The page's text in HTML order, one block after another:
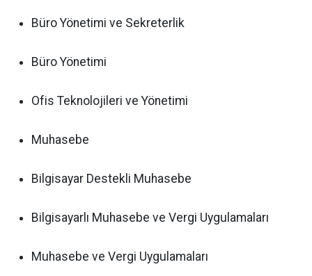
Büro Yönetimi ve Sekreterlik
Büro Yönetimi
Ofis Teknolojileri ve Yönetimi
Muhasebe
Bilgisayar Destekli Muhasebe
Bilgisayarlı Muhasebe ve Vergi Uygulamaları
Muhasebe ve Vergi Uygulamaları